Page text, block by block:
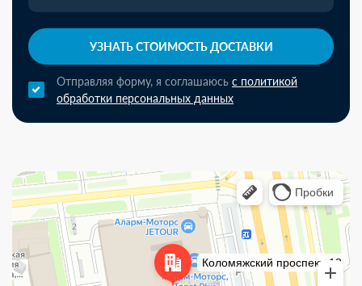
УЗНАТЬ СТОИМОСТЬ ДОСТАВКИ
Отправляя форму, я соглашаюсь с политикой
обработки персональных данных